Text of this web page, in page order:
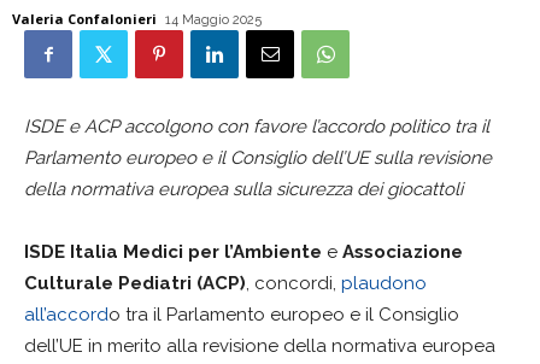
Valeria Confalonieri 14 Maggio 2025
ISDE e ACP accolgono con favore l’accordo politico tra il
Parlamento europeo e il Consiglio dell’UE sulla revisione
della normativa europea sulla sicurezza dei giocattoli
ISDE Italia Medici per l’Ambiente e Associazione
Culturale Pediatri (ACP), concordi, plaudono
all’accordo tra il Parlamento europeo e il Consiglio
dell’UE in merito alla revisione della normativa europea